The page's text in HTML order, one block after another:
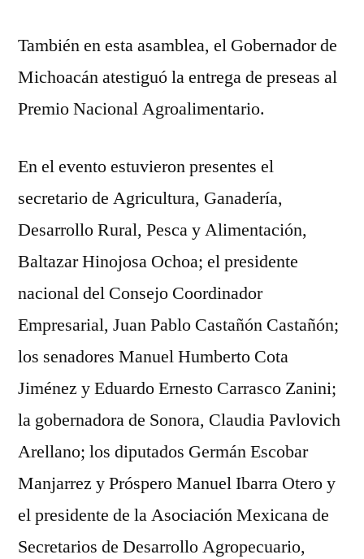
También en esta asamblea, el Gobernador de
Michoacán atestiguó la entrega de preseas al
Premio Nacional Agroalimentario.
En el evento estuvieron presentes el
secretario de Agricultura, Ganadería,
Desarrollo Rural, Pesca y Alimentación,
Baltazar Hinojosa Ochoa; el presidente
nacional del Consejo Coordinador
Empresarial, Juan Pablo Castañón Castañón;
los senadores Manuel Humberto Cota
Jiménez y Eduardo Ernesto Carrasco Zanini;
la gobernadora de Sonora, Claudia Pavlovich
Arellano; los diputados Germán Escobar
Manjarrez y Próspero Manuel Ibarra Otero y
el presidente de la Asociación Mexicana de
Secretarios de Desarrollo Agropecuario,